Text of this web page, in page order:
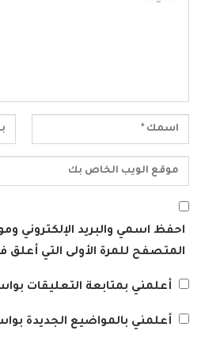
احفظ اسمي والبريد الإلكتروني
المتصفح للمرة الأولى التي أعلق
أعلمني بمتابعة التعليقات
أعلمني بالمواضيع الجديدة